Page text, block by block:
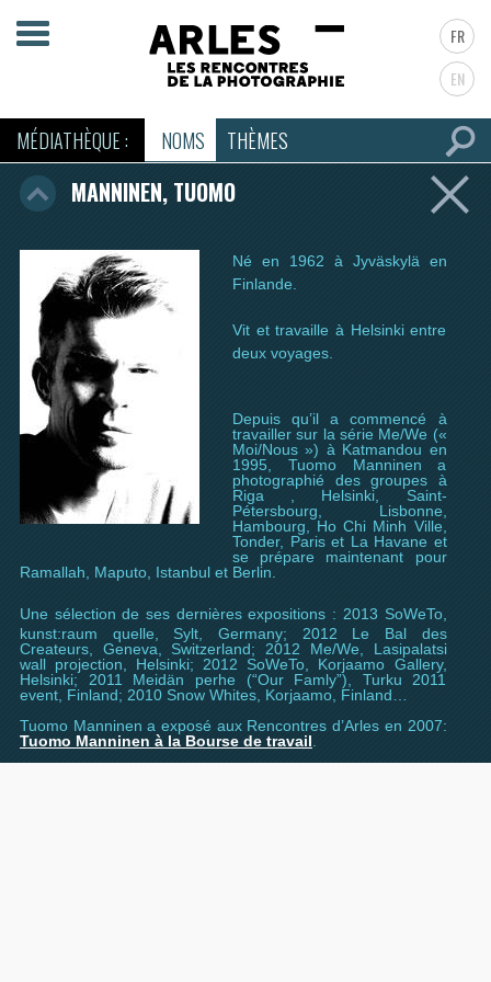
FR
EN
MÉDIATHÈQUE : NOMS THÈMES
MANNINEN, TUOMO
Né en 1962 à Jyväskylä en
Finlande.
Vit et travaille à Helsinki entre
deux voyages.
Depuis qu’il a commencé à
travailler sur la série Me/We («
Moi/Nous ») à Katmandou en
1995, Tuomo Manninen a
photographié des groupes à
Riga , Helsinki, Saint-
Pétersbourg, Lisbonne,
Hambourg, Ho Chi Minh Ville,
Tonder, Paris et La Havane et
se prépare maintenant pour
Ramallah, Maputo, Istanbul et Berlin.
Une sélection de ses dernières expositions : 2013 SoWeTo,
kunst:raum quelle, Sylt, Germany; 2012 Le Bal des
Createurs, Geneva, Switzerland; 2012 Me/We, Lasipalatsi
wall projection, Helsinki; 2012 SoWeTo, Korjaamo Gallery,
Helsinki; 2011 Meidän perhe (“Our Famly”), Turku 2011
event, Finland; 2010 Snow Whites, Korjaamo, Finland…
Tuomo Manninen a exposé aux Rencontres d’Arles en 2007:
Tuomo Manninen à la Bourse de travail